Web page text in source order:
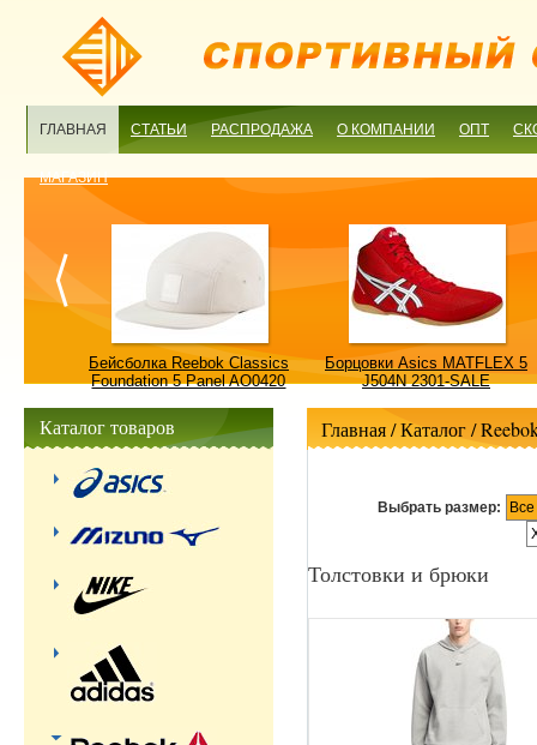
ГЛАВНАЯ СТАТЬИ РАСПРОДАЖА О КОМПАНИИ ОПТ
МАГАЗИН
Бейсболка Reebok Classics
Foundation 5 Panel AO0420
Борцовки Asics MATFLEX 5
J504N 2301-SALE
Главная/ Каталог /
Выбрать размер:
Толстовки и брюки
Каталог товаров